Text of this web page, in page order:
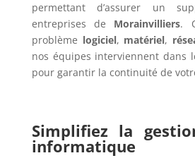
permettant d’assurer un
entreprises de Morainvilliers.
problème logiciel, matériel,
nos équipes interviennent dans
pour garantir la continuité de
Simplifiez la
informatique